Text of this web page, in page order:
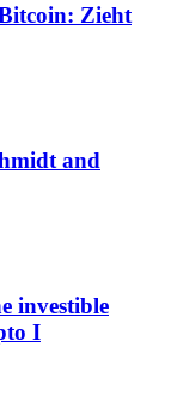
Zieht
and
investible
I